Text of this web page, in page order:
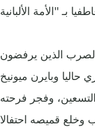
الذين يرفضون
وبايرن ميونيخ
التسعين، وفجر فرحته